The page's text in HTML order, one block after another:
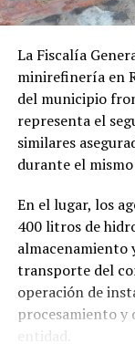
Con la firma del
energía
productividad y
locales celebran
formar parte del
La Fiscalía
minirefinería en
del municipio
representa el
similares
durante el
En el lugar, los
400 litros de
almacenamiento
transporte del
operación de
procesamiento y
entidad.